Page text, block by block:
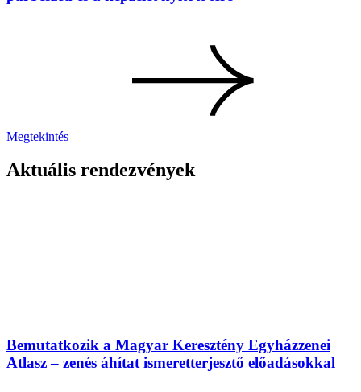
Megtekintés
Aktuális rendezvények
Bemutatkozik a Magyar Keresztény Egyházzenei
Atlasz – zenés áhítat ismeretterjesztő előadásokkal